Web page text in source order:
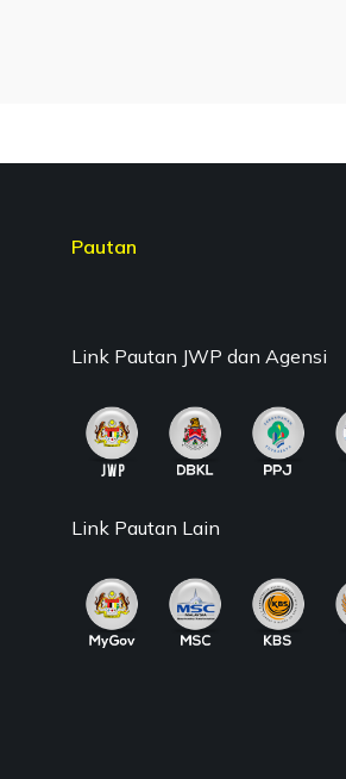
Pautan
Link Pautan JWP dan Agensi
Link Pautan Lain